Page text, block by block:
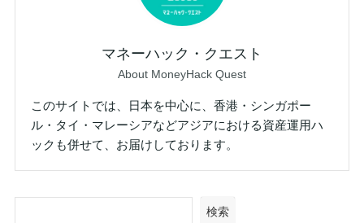
マネーハック・クエスト
About MoneyHack Quest
このサイトでは、日本を中心に、香港・シンガポー
ル・タイ・マレーシアなどアジアにおける資産運用ハ
ックも併せて、お届けしております。
検索